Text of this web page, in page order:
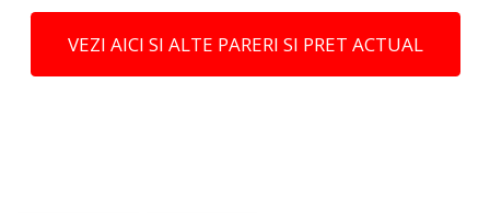
VEZI AICI SI ALTE PARERI SI PRET ACTUAL